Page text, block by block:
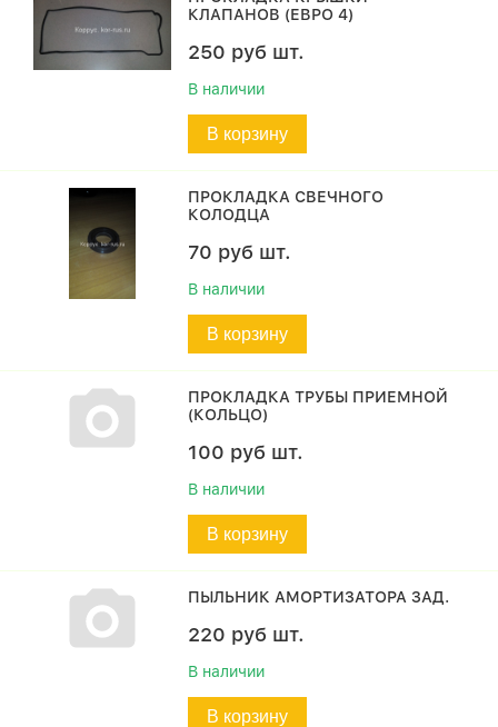
КЛАПАНОВ (ЕВРО 4)
250 руб шт.
В наличии
В корзину
ПРОКЛАДКА СВЕЧНОГО
КОЛОДЦА
70 руб шт.
В наличии
В корзину
ПРОКЛАДКА ТРУБЫ ПРИЕМНОЙ
(КОЛЬЦО)
100 руб шт.
В наличии
В корзину
ПЫЛЬНИК АМОРТИЗАТОРА ЗАД.
220 руб шт.
В наличии
В корзину